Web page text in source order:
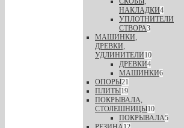
НАКЛАДКИ4
УПЛОТНИТЕЛИ
СТВОРА3
МАШИНКИ,
ДРЕВКИ,
УДЛИНИТЕЛИ10
ДРЕВКИ4
МАШИНКИ6
ОПОРЫ21
ПЛИТЫ19
ПОКРЫВАЛА,
СТОЛЕШНИЦЫ10
ПОКРЫВАЛА5